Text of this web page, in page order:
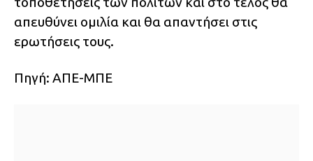
απευθύνει ομιλία και θα απαντήσει στις
ερωτήσεις τους.
Πηγή: ΑΠΕ-ΜΠΕ